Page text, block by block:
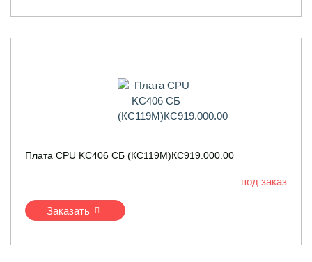
Плата CPU KC406 СБ (КС119М)КС919.000.00
под заказ
Заказать